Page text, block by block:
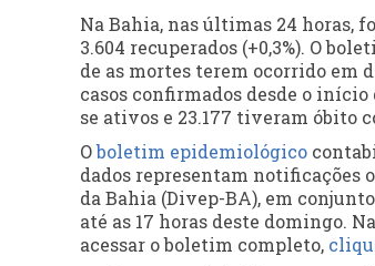
Na Bahia, nas últimas 24 horas,
3.604 recuperados (+0,3%). O
de as mortes terem ocorrido em
casos confirmados desde o início
se ativos e 23.177 tiveram óbito
Oboletim epidemiológico
dados representam notificações
da Bahia (Divep-BA), em
até as 17 horas deste domingo.
acessar o boletim completo,